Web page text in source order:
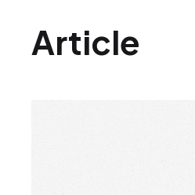
Article